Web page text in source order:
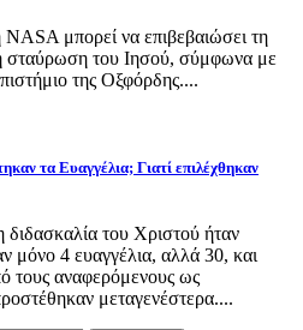
μπορεί να επιβεβαιώσει τη
σταύρωση του Ιησού, σύμφωνα με
της Οξφόρδης....
τα Ευαγγέλια; Γιατί επιλέχθηκαν
του Χριστού ήταν
μόνο 4 ευαγγέλια, αλλά 30, και
τους αναφερόμενους ως
μεταγενέστερα....